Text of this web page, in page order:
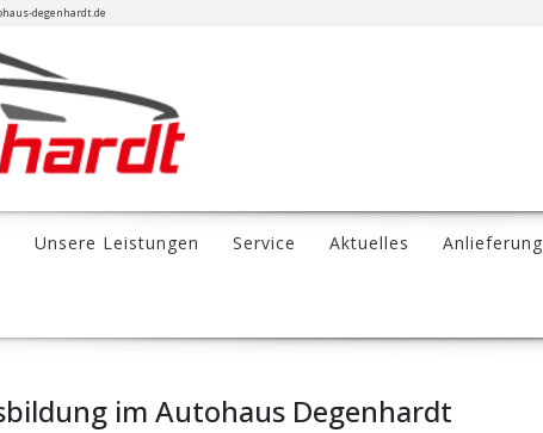
degenhardt.de
Unsere Leistungen Service Aktuelles Anlieferung
im Autohaus Degenhardt